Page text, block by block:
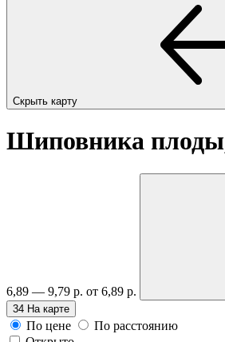
Скрыть карту
Шиповника
6,89 — 9,79 р. от 6,89 р.
34 На карте
По цене
По расстоянию